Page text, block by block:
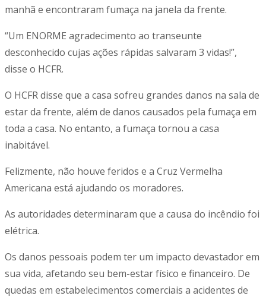
manhã e encontraram fumaça na janela da frente.
“Um ENORME agradecimento ao transeunte
desconhecido cujas ações rápidas salvaram 3 vidas!”,
disse o HCFR.
O HCFR disse que a casa sofreu grandes danos na sala de
estar da frente, além de danos causados pela fumaça em
toda a casa. No entanto, a fumaça tornou a casa
inabitável.
Felizmente, não houve feridos e a Cruz Vermelha
Americana está ajudando os moradores.
As autoridades determinaram que a causa do incêndio foi
elétrica.
Os danos pessoais podem ter um impacto devastador em
sua vida, afetando seu bem-estar físico e financeiro. De
quedas em estabelecimentos comerciais a acidentes de